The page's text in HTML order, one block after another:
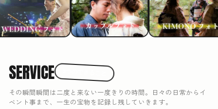
SERVICE
その瞬間瞬間は二度と来ない一度きりの時間。日々の日常からイ
ベント事まで、一生の宝物を記録し残していきます。